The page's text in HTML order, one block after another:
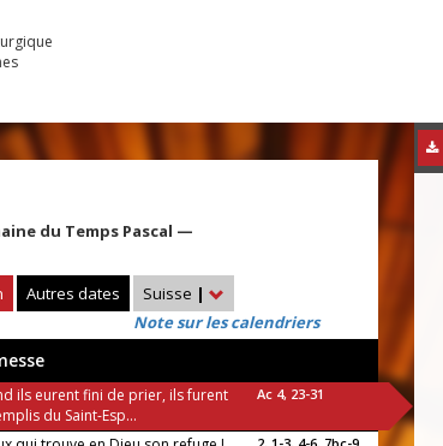
du Temps Pascal —
Autres dates Suisse |
Note sur les calendriers
ils eurent fini de prier, ils furent
du Saint-Esp...
Ac 4, 23-31